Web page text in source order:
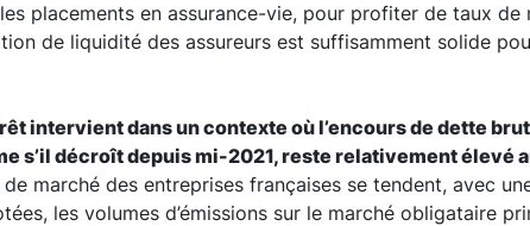
placements en assurance-vie, pour profiter de taux de
de liquidité des assureurs est suffisamment solide
intervient dans un contexte où l’encours de dette
s’il décroît depuis mi-2021, reste relativement
marché des entreprises françaises se tendent, avec
les volumes d’émissions sur le marché obligataire